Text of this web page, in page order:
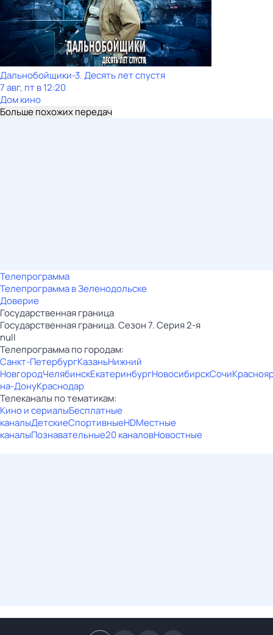
Дальнобойщики-3. Десять лет спустя
7 авг, пт в 12:20
Дом кино
Больше похожих передач
Телепрограмма
Телепрограмма в Зеленодольске
Доверие
Государственная граница
Государственная граница. Сезон 7. Серия 2-я
null
Телепрограмма по городам:
Санкт-ПетербургКазаньНижний
НовгородЧелябинскЕкатеринбургНовосибирскСочи
на-ДонуКраснодар
Телеканалы по тематикам:
Кино и сериалыБесплатные
каналыДетскиеСпортивныеHDМестные
каналыПознавательные20 каналовНовостные